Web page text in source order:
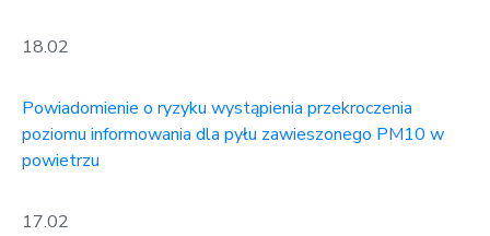
18.02
Powiadomienie o ryzyku wystąpienia przekroczenia
poziomu informowania dla pyłu zawieszonego PM10 w
powietrzu
17.02